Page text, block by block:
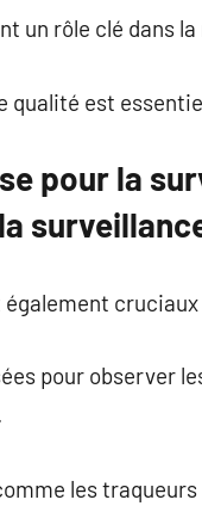
un rôle clé dans
qualité est
pour la
pour observer
les